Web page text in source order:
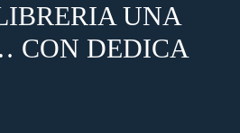
UNA
CON DEDICA